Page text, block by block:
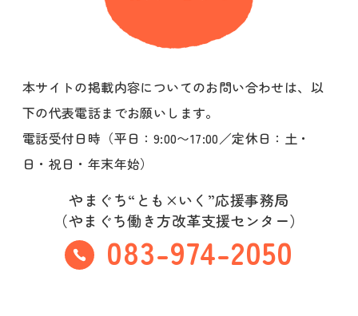
本サイトの掲載内容についてのお問い合わせは、以
下の代表電話までお願いします。
電話受付日時（平日：9:00〜17:00／定休日：土・
日・祝日・年末年始）
やまぐち“とも×いく”応援事務局
（やまぐち働き方改革支援センター）
083-974-2050